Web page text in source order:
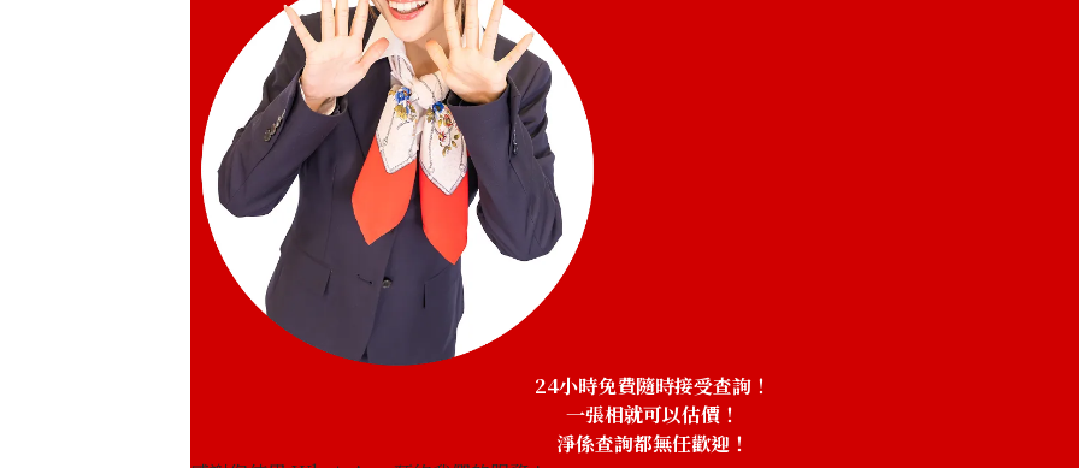
Paraiba tourmaline ring 0.596 ct
24小時免費隨時接受查詢！
一張相就可以估價！
淨係查詢都無任歡迎！